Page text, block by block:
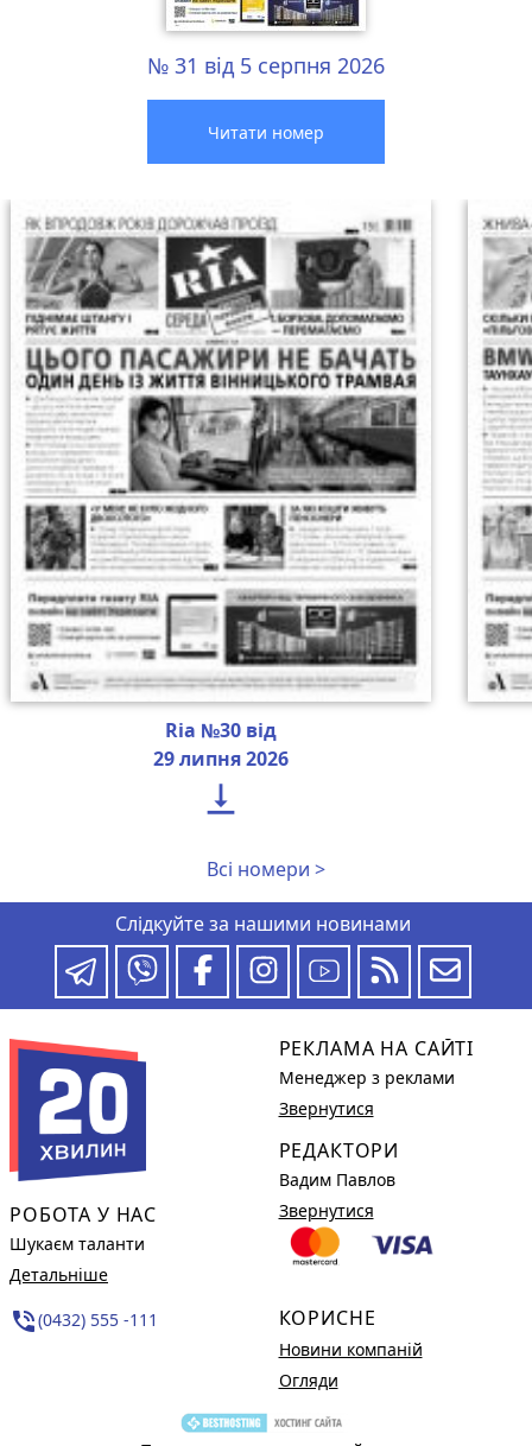
№ 31 від 5 серпня 2026
Читати номер
Ria №30 від
29 липня 2026

Всі номери >
Слідкуйте за нашими новинами
РОБОТА У НАС
Шукаєм таланти
Детальніше
phone_in_talk(0432) 555 -111
РЕКЛАМА НА САЙТІ
Менеджер з реклами
Звернутися
РЕДАКТОРИ
Вадим Павлов
Звернутися
КОРИСНЕ
Новини компаній
Огляди